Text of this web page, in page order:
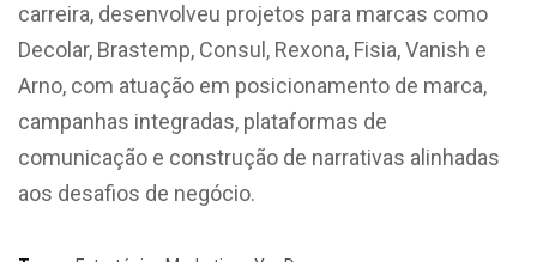
carreira, desenvolveu projetos para marcas como
Decolar, Brastemp, Consul, Rexona, Fisia, Vanish e
Arno, com atuação em posicionamento de marca,
campanhas integradas, plataformas de
comunicação e construção de narrativas alinhadas
aos desafios de negócio.